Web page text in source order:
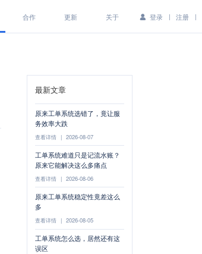
合作 更新 关于 登录 | 注册 |
最新文章
原来工单系统选错了，竟让服
务效率大跌
查看详情 | 2026-08-07
工单系统难道只是记流水账？
原来它能解决这么多痛点
查看详情 | 2026-08-06
原来工单系统稳定性竟差这么
多
查看详情 | 2026-08-05
工单系统怎么选，居然还有这
误区